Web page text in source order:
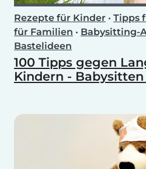
Rezepte für Kinder • Tipps
für Familien • Babysitting-
Bastelideen
100 Tipps gegen
Kindern - Babysitten